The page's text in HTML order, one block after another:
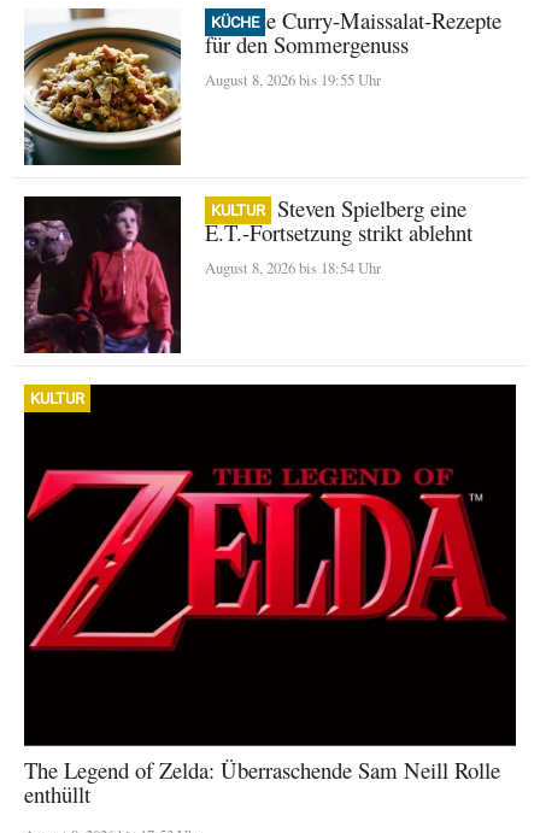
KÜCHE
Perfekte Curry-Maissalat-Rezepte
für den Sommergenuss
August 8, 2026 bis 19:55 Uhr
KULTUR
Warum Steven Spielberg eine
E.T.-Fortsetzung strikt ablehnt
August 8, 2026 bis 18:54 Uhr
KULTUR
The Legend of Zelda: Überraschende Sam Neill Rolle
enthüllt